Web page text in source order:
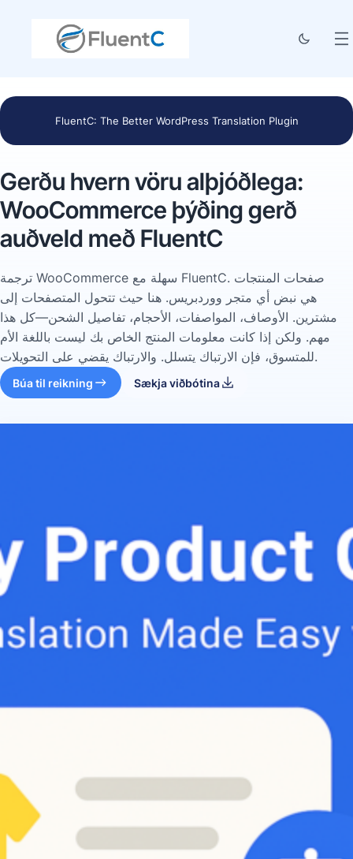
FluentC: The Better WordPress Translation Plugin
Gerðu hvern vöru alþjóðlega:
WooCommerce þýðing gerð
auðveld með FluentC
ترجمة WooCommerce سهلة مع FluentC. صفحات المنتجات
هي نبض أي متجر ووردبريس. هنا حيث تتحول المتصفحات إلى
مشترين. الأوصاف، المواصفات، الأحجام، تفاصيل الشحن—كل هذا
مهم. ولكن إذا كانت معلومات المنتج الخاص بك ليست باللغة الأم
للمتسوق، فإن الارتباك يتسلل. والارتباك يقضي على التحويلات.
Búa til reikning Sækja viðbótina